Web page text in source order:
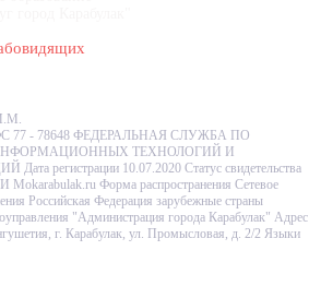
ФС 77 - 78648 ФЕДЕРАЛЬНАЯ СЛУЖБА ПО
ТЕХНОЛОГИЙ И
регистрации 10.07.2020 Статус свидетельства
Форма распространения Сетевое
Российская Федерация зарубежные страны
"Администрация города Карабулак" Адрес
г. Карабулак, ул. Промысловая, д. 2/2 Языки